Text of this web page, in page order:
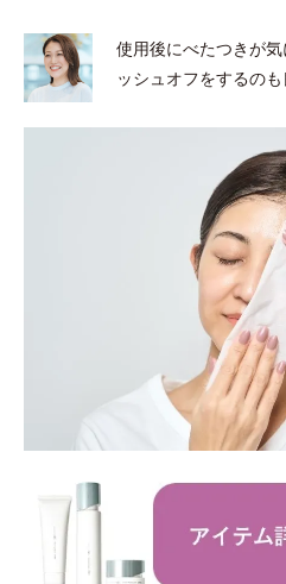
使用後にべたつきが
ッシュオフをするのも